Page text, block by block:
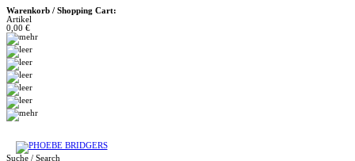
Warenkorb / Shopping Cart:
Artikel
0,00 €
Suche / Search